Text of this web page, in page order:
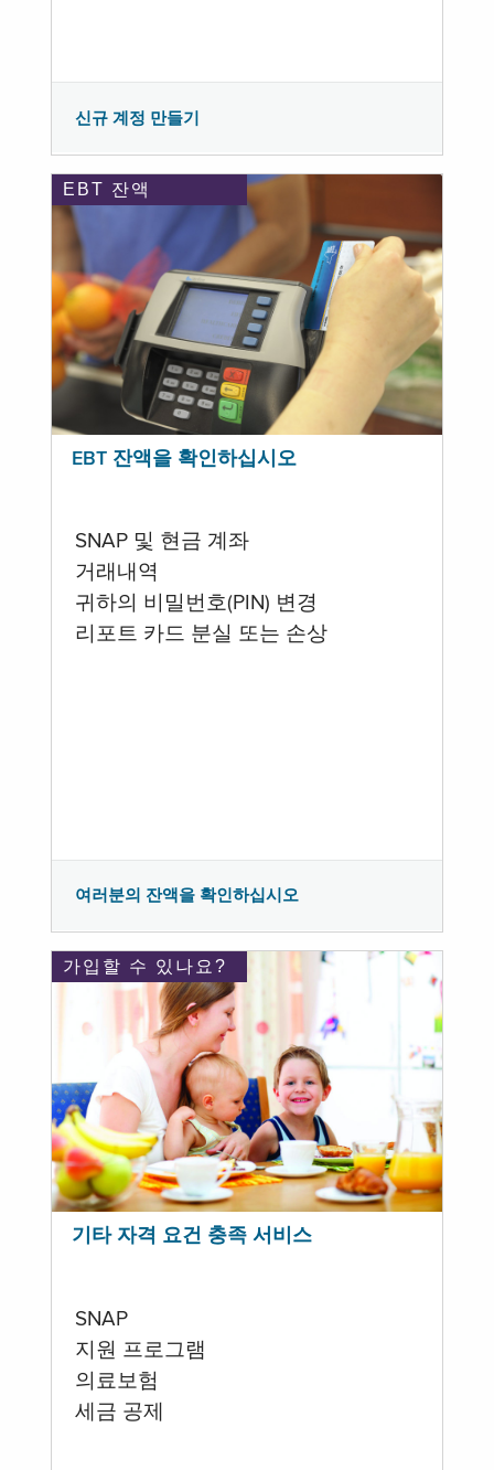
신규 계정 만들기
EBT 잔액
EBT 잔액을 확인하십시오
SNAP 및 현금 계좌
거래내역
귀하의 비밀번호(PIN) 변경
리포트 카드 분실 또는 손상
여러분의 잔액을 확인하십시오
가입할 수 있나요?
기타 자격 요건 충족 서비스
SNAP
지원 프로그램
의료보험
세금 공제